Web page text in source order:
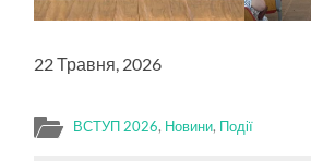
22 Травня, 2026
ВСТУП 2026, Новини, Події